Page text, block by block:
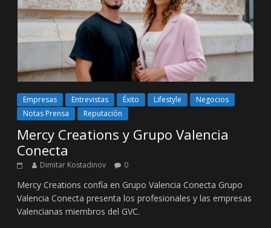
Empresas Entrevistas Éxito Lifestyle
Negocios
Notas Prensa
Reputación
Mercy Creations y Grupo Valencia
Conecta
Dimitar Kostadinov 0
Mercy Creations confía en Grupo Valencia Conecta Grupo
Valencia Conecta presenta los profesionales y las empresas
Valencianas miembros del GVC.